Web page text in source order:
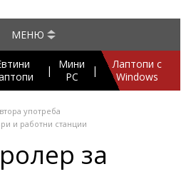
МЕНЮ
|
Мини
PC
|
Лаптопи с
Windows
употреба
и работни станции
за